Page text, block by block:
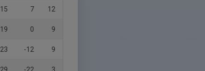
15 7 12
19 0 9
23 -12 9